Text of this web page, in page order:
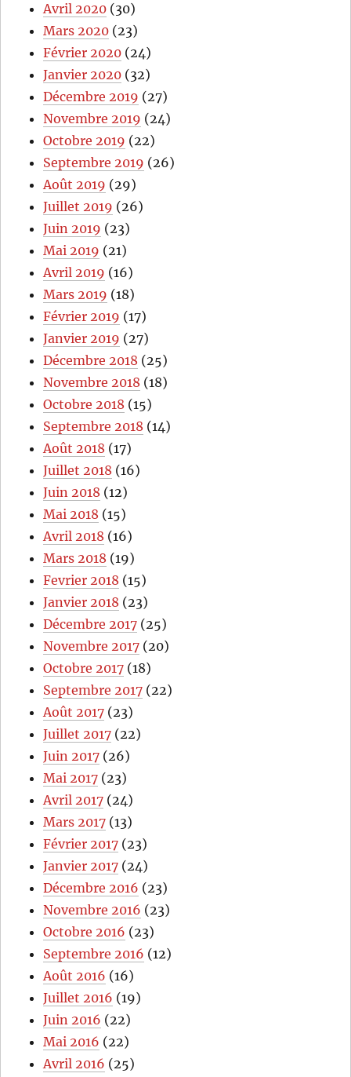
Avril 2020 (30)
Mars 2020 (23)
Février 2020 (24)
Janvier 2020 (32)
Décembre 2019 (27)
Novembre 2019 (24)
Octobre 2019 (22)
Septembre 2019 (26)
Août 2019 (29)
Juillet 2019 (26)
Juin 2019 (23)
Mai 2019 (21)
Avril 2019 (16)
Mars 2019 (18)
Février 2019 (17)
Janvier 2019 (27)
Décembre 2018 (25)
Novembre 2018 (18)
Octobre 2018 (15)
Septembre 2018 (14)
Août 2018 (17)
Juillet 2018 (16)
Juin 2018 (12)
Mai 2018 (15)
Avril 2018 (16)
Mars 2018 (19)
Fevrier 2018 (15)
Janvier 2018 (23)
Décembre 2017 (25)
Novembre 2017 (20)
Octobre 2017 (18)
Septembre 2017 (22)
Août 2017 (23)
Juillet 2017 (22)
Juin 2017 (26)
Mai 2017 (23)
Avril 2017 (24)
Mars 2017 (13)
Février 2017 (23)
Janvier 2017 (24)
Décembre 2016 (23)
Novembre 2016 (23)
Octobre 2016 (23)
Septembre 2016 (12)
Août 2016 (16)
Juillet 2016 (19)
Juin 2016 (22)
Mai 2016 (22)
Avril 2016 (25)